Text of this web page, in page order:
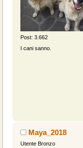
Post: 3.662
I cani sanno.
Maya_2018
Utente Bronzo